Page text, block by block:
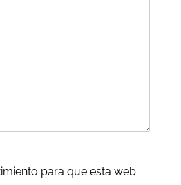
para que esta web